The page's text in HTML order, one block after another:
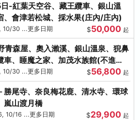
-紅葉天空谷、藏王纜車、銀山溫
、會津若松城、採水果(庄內/庄內)
30 ...更多日期 $50,000 起
青森屋、奧入瀨溪、銀山溫泉、猊鼻
、睡魔之家、加茂水族館(不進店)
30 ...更多日期 $56,800 起
勝尾寺、奈良梅花鹿、清水寺、環球
嵐山渡月橋
10/16 ...更多日期 $29,900 起